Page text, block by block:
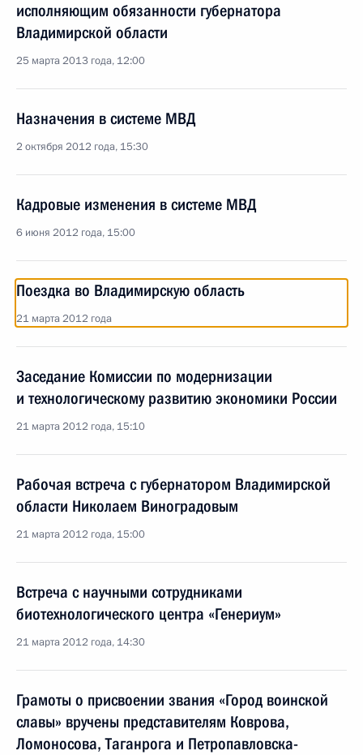
исполняющим обязанности губернатора
Владимирской области
25 марта 2013 года, 12:00
Назначения в системе МВД
2 октября 2012 года, 15:30
Кадровые изменения в системе МВД
6 июня 2012 года, 15:00
Поездка во Владимирскую область
21 марта 2012 года
Заседание Комиссии по модернизации
и технологическому развитию экономики России
21 марта 2012 года, 15:10
Рабочая встреча с губернатором Владимирской
области Николаем Виноградовым
21 марта 2012 года, 15:00
Встреча с научными сотрудниками
биотехнологического центра «Генериум»
21 марта 2012 года, 14:30
Грамоты о присвоении звания «Город воинской
славы» вручены представителям Коврова,
Ломоносова, Таганрога и Петропавловска-